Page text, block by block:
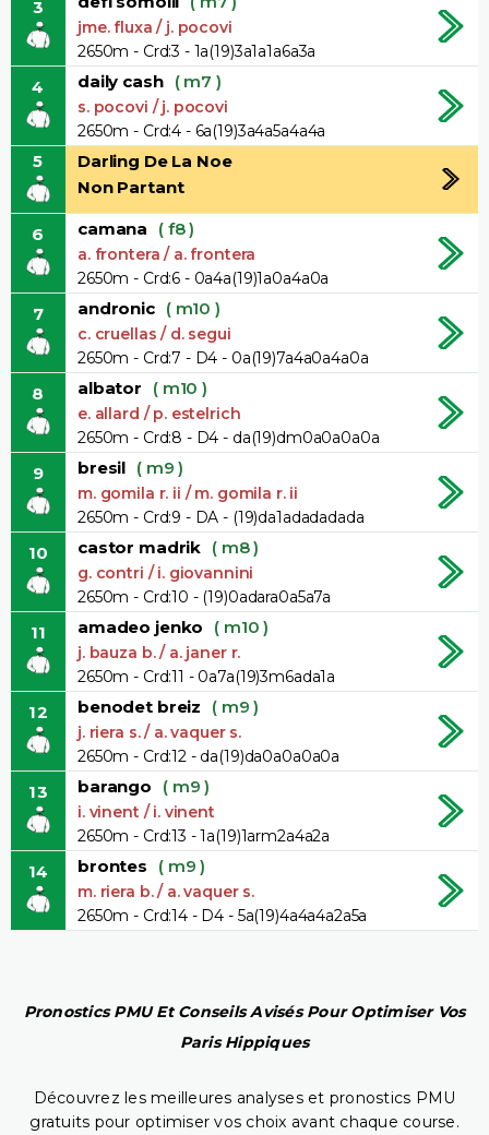
3
jme. fluxa / j. pocovi
2650m - Crd:3 - 1a(19)3a1a1a6a3a
4 daily cash ( m7 )
s. pocovi / j. pocovi
2650m - Crd:4 - 6a(19)3a4a5a4a4a
5
Darling De La Noe
Non Partant
6 camana ( f8 )
a. frontera / a. frontera
2650m - Crd:6 - 0a4a(19)1a0a4a0a
7 andronic ( m10 )
c. cruellas / d. segui
2650m - Crd:7 - D4 - 0a(19)7a4a0a4a0a
8 albator ( m10 )
e. allard / p. estelrich
2650m - Crd:8 - D4 - da(19)dm0a0a0a0a
9 bresil ( m9 )
m. gomila r. ii / m. gomila r. ii
2650m - Crd:9 - DA - (19)da1adadadada
10 castor madrik ( m8 )
g. contri / i. giovannini
2650m - Crd:10 - (19)0adara0a5a7a
11 amadeo jenko ( m10 )
j. bauza b. / a. janer r.
2650m - Crd:11 - 0a7a(19)3m6ada1a
12 benodet breiz ( m9 )
j. riera s. / a. vaquer s.
2650m - Crd:12 - da(19)da0a0a0a0a
13 barango ( m9 )
i. vinent / i. vinent
2650m - Crd:13 - 1a(19)1arm2a4a2a
14 brontes ( m9 )
m. riera b. / a. vaquer s.
2650m - Crd:14 - D4 - 5a(19)4a4a4a2a5a
Pronostics PMU Et Conseils Avisés Pour Optimiser Vos
Paris Hippiques
Découvrez les meilleures analyses et pronostics PMU
gratuits pour optimiser vos choix avant chaque course.